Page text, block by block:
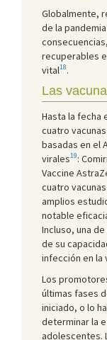
Globalmente,
de la
recuperables
vital18.
Las
Hasta la fecha
cuatro
basadas en el
virales19:
Vaccine
cuatro
amplios
notable
Incluso, una
de su
infección en la
Los
últimas fases
iniciado, o lo
determinar la
adolescentes.